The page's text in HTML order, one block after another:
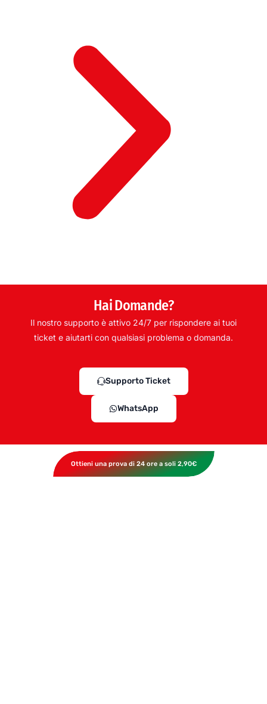
Hai Domande?
Il nostro supporto è attivo 24/7 per rispondere ai tuoi
ticket e aiutarti con qualsiasi problema o domanda.
Supporto Ticket
WhatsApp
Ottieni una prova di 24 ore a soli 2,90€